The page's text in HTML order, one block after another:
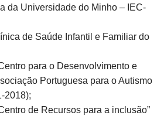
da Universidade do Minho – IEC-
de Saúde Infantil e Familiar do
para o Desenvolvimento e
Portuguesa para o Autismo
2018);
de Recursos para a inclusão”